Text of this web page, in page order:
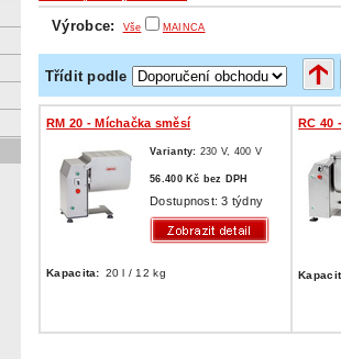
Výrobce: Vše MAINCA
Třídit podle
RM 20 - Míchačka směsí
Varianty: 230 V, 400 V
56.400 Kč bez DPH
Dostupnost: 3 týdny
Kapacita: 20 l / 12 kg
RC 40